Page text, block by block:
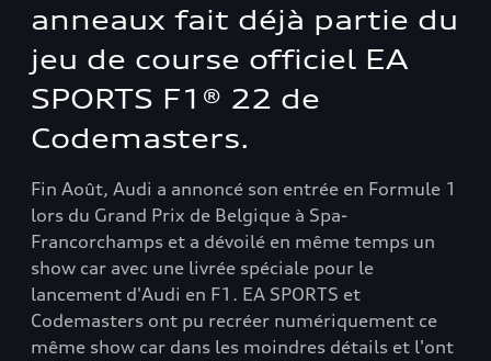
anneaux fait déjà partie du
jeu de course officiel EA
SPORTS F1® 22 de
Codemasters.
Fin Août, Audi a annoncé son entrée en Formule 1
lors du Grand Prix de Belgique à Spa-
Francorchamps et a dévoilé en même temps un
show car avec une livrée spéciale pour le
lancement d'Audi en F1. EA SPORTS et
Codemasters ont pu recréer numériquement ce
même show car dans les moindres détails et l'ont